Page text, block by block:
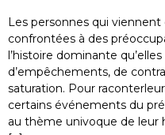
Les personnes qui
confrontées à des
l’histoire dominante
d’empêchements, de
saturation. Pour
certains événements du
au thème univoque de